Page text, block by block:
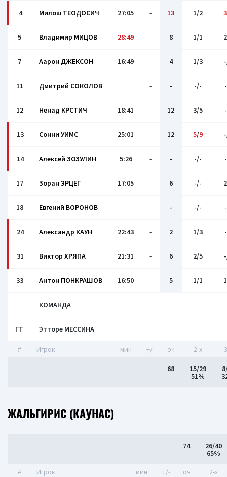
4 Милош ТЕОДОСИЧ 27:05 - 13 1/2 3
5 Владимир МИЦОВ 28:49 - 8 1/1
7 Аарон ДЖЕКСОН 16:49 - 4 1/3
11 Дмитрий СОКОЛОВ - - -/-
12 Ненад КРСТИЧ 18:41 - 12 3/5
13 Сонни УИМС 25:01 - 12 5/9
14 Алексей ЗОЗУЛИН 5:26 - - -/-
17 Зоран ЭРЦЕГ 17:05 - 6 -/-
18 Евгений ВОРОНОВ - - -/-
24 Александр КАУН 22:43 - 2 1/3
31 Виктор ХРЯПА 21:31 - 6 2/5
33 Антон ПОНКРАШОВ 16:50 - 5 1/1
КОМАНДА
ГТ Этторе МЕССИНА
# Игрок мин +/- оч 2-x
68
15/29
51%
ЖАЛЬГИРИС (КАУНАС)
74
26/40
65%
# Игрок мин +/- оч 2-x